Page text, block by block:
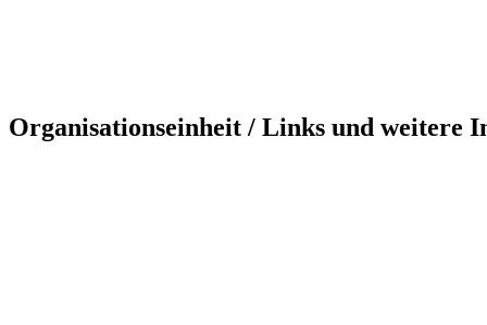
Organisationseinheit / Links und weitere